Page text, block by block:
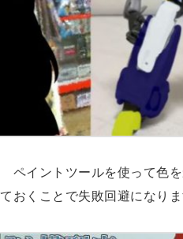
ペイントツールを使って色
ておくことで失敗回避になりま